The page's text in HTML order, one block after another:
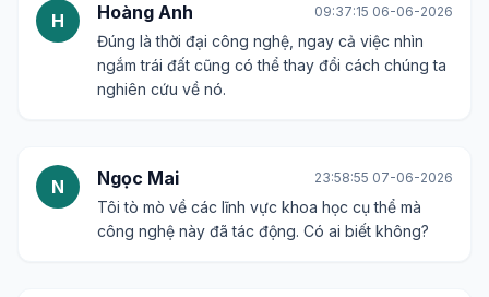
H Hoàng Anh 09:37:15 06-06-2026
Đúng là thời đại công nghệ, ngay cả việc nhìn
ngắm trái đất cũng có thể thay đổi cách chúng ta
nghiên cứu về nó.
N Ngọc Mai 23:58:55 07-06-2026
Tôi tò mò về các lĩnh vực khoa học cụ thể mà
công nghệ này đã tác động. Có ai biết không?